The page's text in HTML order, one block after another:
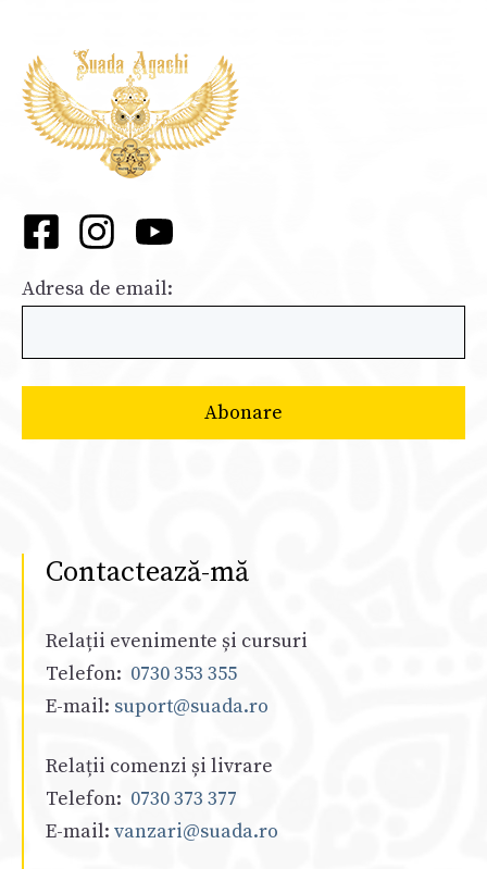
Adresa de email:
Contactează-mă
Relații evenimente și cursuri
Telefon: 0730 353 355
E-mail: suport@suada.ro
Relații comenzi și livrare
Telefon: 0730 373 377
E-mail: vanzari@suada.ro